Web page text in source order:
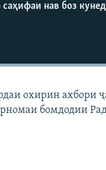
саҳифаи нав боз кунед
охирин ахбори
бомдодии